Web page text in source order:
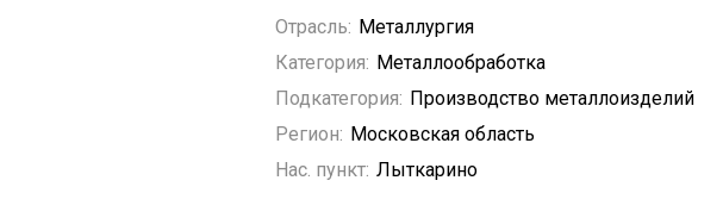
Отрасль: Металлургия
Категория: Металлообработка
Подкатегория: Производство металлоизделий
Регион: Московская область
Нас. пункт: Лыткарино